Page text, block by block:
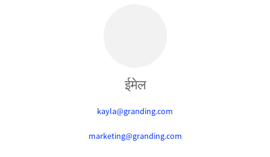
ईमेल
kayla@granding.com
marketing@granding.com